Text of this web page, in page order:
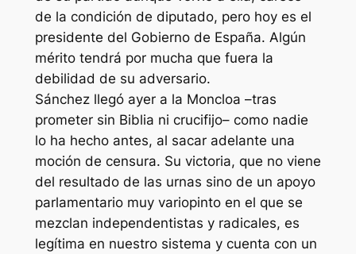
de la condición de diputado, pero hoy es el
presidente del Gobierno de España. Algún
mérito tendrá por mucha que fuera la
debilidad de su adversario.
Sánchez llegó ayer a la Moncloa –tras
prometer sin Biblia ni crucifijo– como nadie
lo ha hecho antes, al sacar adelante una
moción de censura. Su victoria, que no viene
del resultado de las urnas sino de un apoyo
parlamentario muy variopinto en el que se
mezclan independentistas y radicales, es
legítima en nuestro sistema y cuenta con un